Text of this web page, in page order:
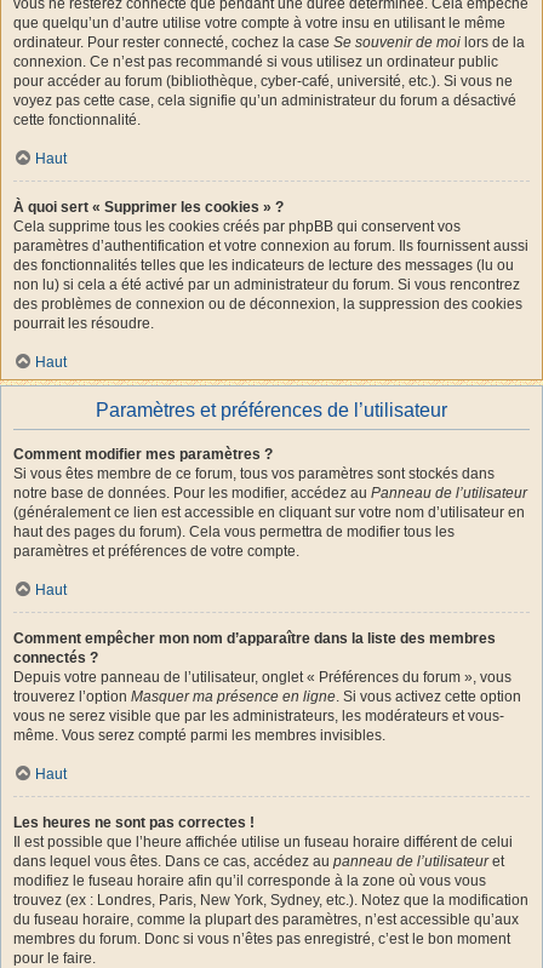
vous ne resterez connecté que pendant une durée déterminée. Cela empêche
que quelqu’un d’autre utilise votre compte à votre insu en utilisant le même
ordinateur. Pour rester connecté, cochez la case Se souvenir de moi lors de la
connexion. Ce n’est pas recommandé si vous utilisez un ordinateur public
pour accéder au forum (bibliothèque, cyber-café, université, etc.). Si vous ne
voyez pas cette case, cela signifie qu’un administrateur du forum a désactivé
cette fonctionnalité.
Haut
À quoi sert « Supprimer les cookies » ?
Cela supprime tous les cookies créés par phpBB qui conservent vos
paramètres d’authentification et votre connexion au forum. Ils fournissent aussi
des fonctionnalités telles que les indicateurs de lecture des messages (lu ou
non lu) si cela a été activé par un administrateur du forum. Si vous rencontrez
des problèmes de connexion ou de déconnexion, la suppression des cookies
pourrait les résoudre.
Haut
Paramètres et préférences de l’utilisateur
Comment modifier mes paramètres ?
Si vous êtes membre de ce forum, tous vos paramètres sont stockés dans
notre base de données. Pour les modifier, accédez au Panneau de l’utilisateur
(généralement ce lien est accessible en cliquant sur votre nom d’utilisateur en
haut des pages du forum). Cela vous permettra de modifier tous les
paramètres et préférences de votre compte.
Haut
Comment empêcher mon nom d’apparaître dans la liste des membres
connectés ?
Depuis votre panneau de l’utilisateur, onglet « Préférences du forum », vous
trouverez l’option Masquer ma présence en ligne. Si vous activez cette option
vous ne serez visible que par les administrateurs, les modérateurs et vous-
même. Vous serez compté parmi les membres invisibles.
Haut
Les heures ne sont pas correctes !
Il est possible que l’heure affichée utilise un fuseau horaire différent de celui
dans lequel vous êtes. Dans ce cas, accédez au panneau de l’utilisateuret
modifiez le fuseau horaire afin qu’il corresponde à la zone où vous vous
trouvez (ex : Londres, Paris, New York, Sydney, etc.). Notez que la modification
du fuseau horaire, comme la plupart des paramètres, n’est accessible qu’aux
membres du forum. Donc si vous n’êtes pas enregistré, c’est le bon moment
pour le faire.